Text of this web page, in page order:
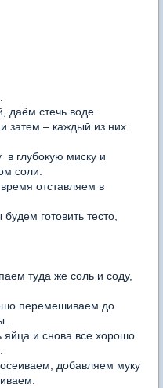
даём стечь воде.
затем – каждый из них
глубокую миску и
соли.
отставляем в
готовить тесто,
туда же соль и соду,
перемешиваем до
яйца и снова все хорошо
добавляем муку